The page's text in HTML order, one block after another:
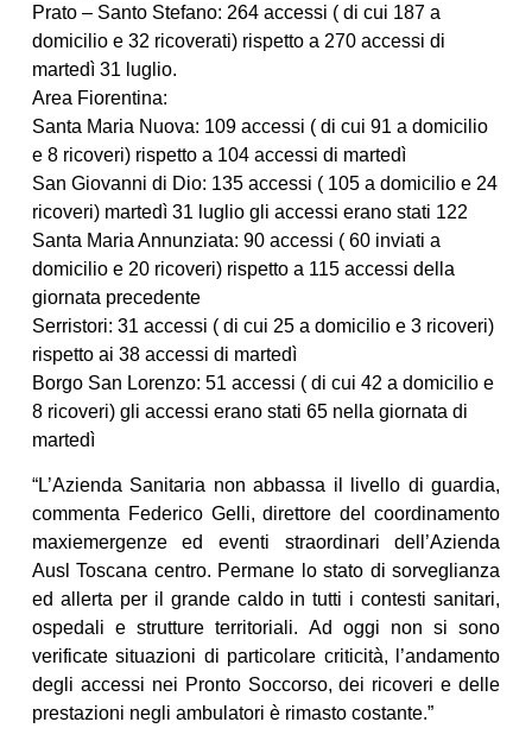
Prato – Santo Stefano: 264 accessi ( di cui 187 a
domicilio e 32 ricoverati) rispetto a 270 accessi di
martedì 31 luglio.
Area Fiorentina:
Santa Maria Nuova: 109 accessi ( di cui 91 a domicilio
e 8 ricoveri) rispetto a 104 accessi di martedì
San Giovanni di Dio: 135 accessi ( 105 a domicilio e 24
ricoveri) martedì 31 luglio gli accessi erano stati 122
Santa Maria Annunziata: 90 accessi ( 60 inviati a
domicilio e 20 ricoveri) rispetto a 115 accessi della
giornata precedente
Serristori: 31 accessi ( di cui 25 a domicilio e 3 ricoveri)
rispetto ai 38 accessi di martedì
Borgo San Lorenzo: 51 accessi ( di cui 42 a domicilio e
8 ricoveri) gli accessi erano stati 65 nella giornata di
martedì
“L’Azienda Sanitaria non abbassa il livello di guardia,
commenta Federico Gelli, direttore del coordinamento
maxiemergenze ed eventi straordinari dell’Azienda
Ausl Toscana centro. Permane lo stato di sorveglianza
ed allerta per il grande caldo in tutti i contesti sanitari,
ospedali e strutture territoriali. Ad oggi non si sono
verificate situazioni di particolare criticità, l’andamento
degli accessi nei Pronto Soccorso, dei ricoveri e delle
prestazioni negli ambulatori è rimasto costante.”